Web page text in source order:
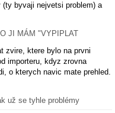
byvaji nejvetsi problem) a
JI MÁM "VYPIPLAT
zvire, ktere bylo na prvni
importeru, kdyz zrovna
o kterych navic mate prehled.
už se tyhle problémy